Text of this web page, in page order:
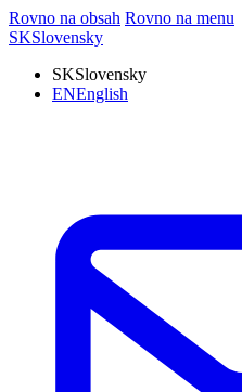
Rovno na obsah Rovno na menu
SKSlovensky
SKSlovensky
ENEnglish